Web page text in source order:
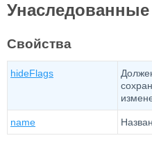
Свойства
hideFlags
name